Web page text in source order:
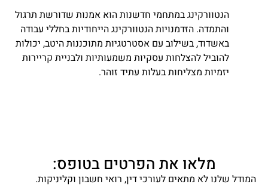
הנטוורקינג במתחמי חדשנות הוא אמנות שדורשת תרגול
והתמדה. הזדמנויות הנטוורקינג הייחודיות בחללי עבודה
באשדוד, בשילוב עם אסטרטגיות מתוכננות היטב, יכולות
להוביל להצלחות עסקיות משמעותיות ולבניית קריירות
יזמיות מצליחות בעלות עתיד זוהר.
מלאו את הפרטים בטופס:
המודל שלנו לא מתאים לעורכי דין, רואי חשבון וקליניקות.